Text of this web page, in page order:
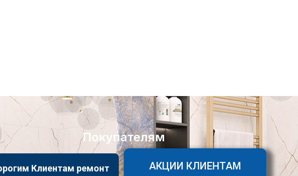
Покупателям
Клиентам ремонт АКЦИИ КЛИЕНТАМ